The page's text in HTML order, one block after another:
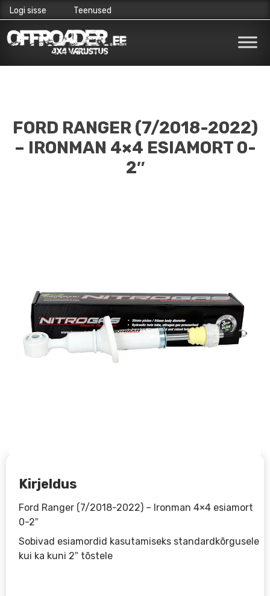
to
Logi sisse Teenused
FORD RANGER (7/2018-2022)
– IRONMAN 4×4 ESIAMORT 0-
2″
Kirjeldus
Ford Ranger (7/2018-2022) – Ironman 4×4 esiamort
0-2″
Sobivad esiamordid kasutamiseks standardkõrgusele
kui ka kuni 2″ tõstele